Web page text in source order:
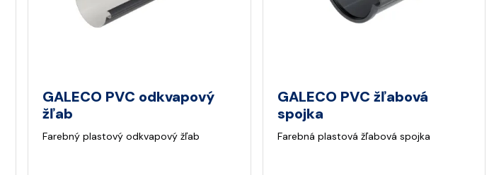
GALECO PVC odkvapový
žľab
Farebný plastový odkvapový žľab
GALECO PVC žľabová
spojka
Farebná plastová žľabová spojka